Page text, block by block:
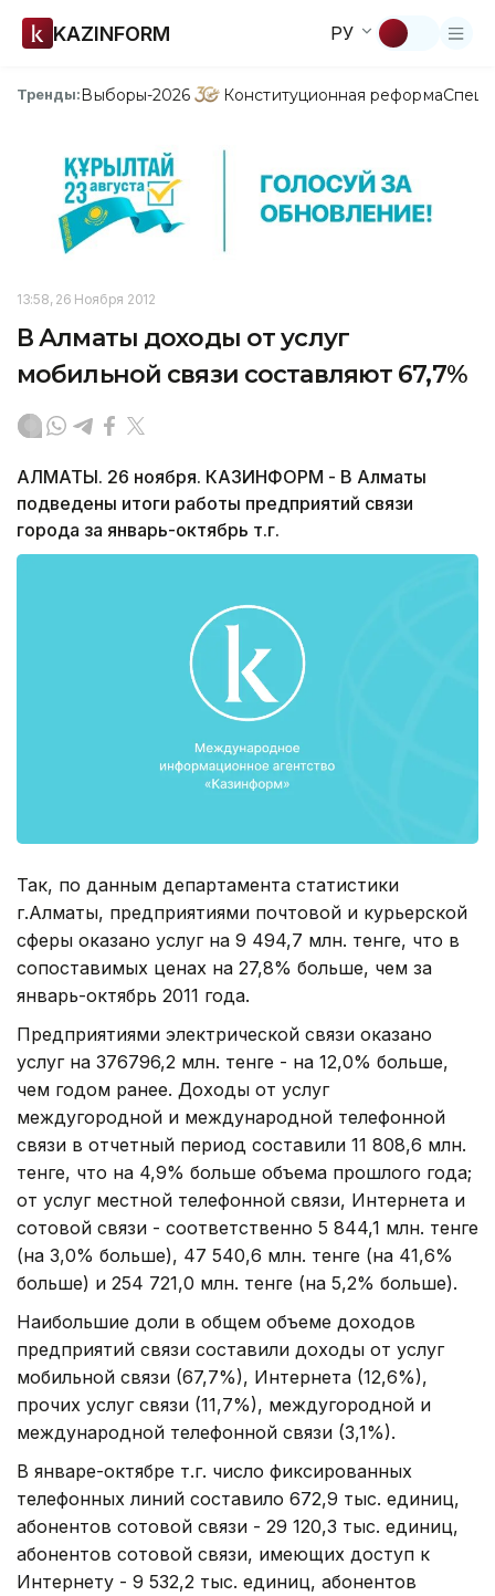
KAZINFORM РУ
Тренды:Выборы-2026 Конституционная реформа
13:58, 26 Ноября 2012
В Алматы доходы от услуг
мобильной связи составляют 67,7%
АЛМАТЫ. 26 ноября. КАЗИНФОРМ - В Алматы
подведены итоги работы предприятий связи
города за январь-октябрь т.г.
Так, по данным департамента статистики
г.Алматы, предприятиями почтовой и курьерской
сферы оказано услуг на 9 494,7 млн. тенге, что в
сопоставимых ценах на 27,8% больше, чем за
январь-октябрь 2011 года.
Предприятиями электрической связи оказано
услуг на 376796,2 млн. тенге - на 12,0% больше,
чем годом ранее. Доходы от услуг
междугородной и международной телефонной
связи в отчетный период составили 11 808,6 млн.
тенге, что на 4,9% больше объема прошлого года;
от услуг местной телефонной связи, Интернета и
сотовой связи - соответственно 5 844,1 млн. тенге
(на 3,0% больше), 47 540,6 млн. тенге (на 41,6%
больше) и 254 721,0 млн. тенге (на 5,2% больше).
Наибольшие доли в общем объеме доходов
предприятий связи составили доходы от услуг
мобильной связи (67,7%), Интернета (12,6%),
прочих услуг связи (11,7%), междугородной и
международной телефонной связи (3,1%).
В январе-октябре т.г. число фиксированных
телефонных линий составило 672,9 тыс. единиц,
абонентов сотовой связи - 29 120,3 тыс. единиц,
абонентов сотовой связи, имеющих доступ к
Интернету - 9 532,2 тыс. единиц, абонентов